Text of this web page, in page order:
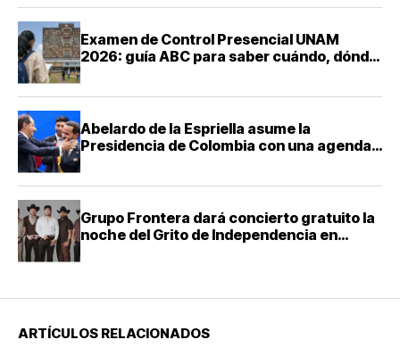
Examen de Control Presencial UNAM
2026: guía ABC para saber cuándo, dónde
Abelardo de la Espriella asume la
Presidencia de Colombia con una agenda
Grupo Frontera dará concierto gratuito la
noche del Grito de Independencia en
ARTÍCULOS RELACIONADOS